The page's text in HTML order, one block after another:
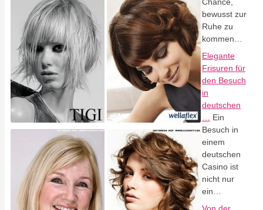
bewusst zur
Ruhe zu
kommen…
Elegante
Frisuren für
den Besuch
in
deutschen
Ein
Besuch in
einem
deutschen
Casino ist
nicht nur
ein…